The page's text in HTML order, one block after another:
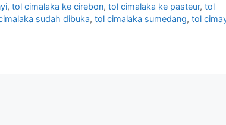
, tol cimalaka ke cirebon, tol cimalaka ke pasteur, tol
sudah dibuka, tol cimalaka sumedang, tol